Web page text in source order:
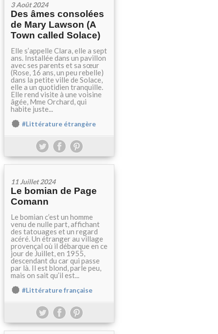
3 Août 2024
Des âmes consolées
de Mary Lawson (A
Town called Solace)
Elle s’appelle Clara, elle a sept
ans. Installée dans un pavillon
avec ses parents et sa sœur
(Rose, 16 ans, un peu rebelle)
dans la petite ville de Solace,
elle a un quotidien tranquille.
Elle rend visite à une voisine
âgée, Mme Orchard, qui
habite juste...
#Littérature étrangère
11 Juillet 2024
Le bomian de Page
Comann
Le bomian c’est un homme
venu de nulle part, affichant
des tatouages et un regard
acéré. Un étranger au village
provençal où il débarque en ce
jour de Juillet, en 1955,
descendant du car qui passe
par là. Il est blond, parle peu,
mais on sait qu’il est...
#Littérature française